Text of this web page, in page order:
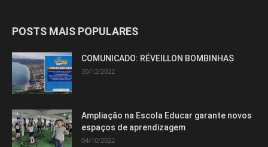
POSTS MAIS POPULARES
COMUNICADO: RÉVEILLON BOMBINHAS
30/12/2022
Ampliação na Escola Educar garante novos
espaços de aprendizagem
04/10/2022